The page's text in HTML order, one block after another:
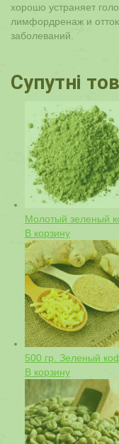
хорошо устраняет
лимфордренаж и
заболеваний.
Супутні
Молотый зеленый
В корзину
500 гр. Зеленый
В корзину